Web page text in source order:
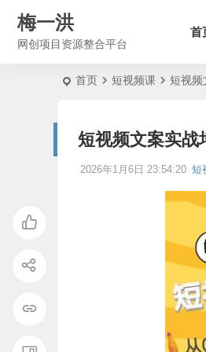
梅一洪
网创项目资源整合平台
首
首页 短视频课 短视频
短视频文案实战
2026年1月6日 23:54:20 短